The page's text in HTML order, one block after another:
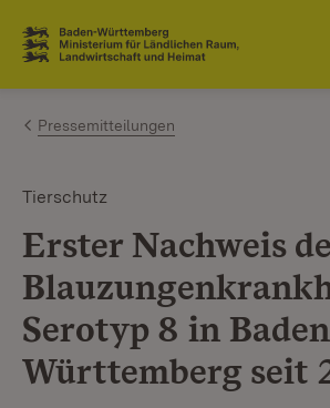
Zum Inhalt springen
Link zur Startseite
Pressemitteilungen
Tierschutz
Erster Nachweis
Serotyp 8 in
Württemberg seit